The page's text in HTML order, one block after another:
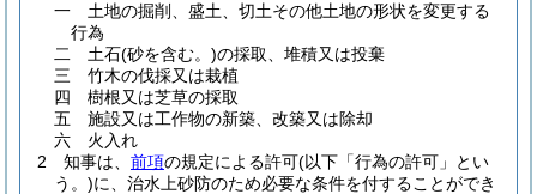
一
土地の掘削、盛土、切土その他土地の形状を変更する
行為
二
土石(砂を含む。)の採取、堆積又は投棄
三
竹木の伐採又は栽植
四
樹根又は芝草の採取
五
施設又は工作物の新築、改築又は除却
六
火入れ
2
知事は、 前項の規定による許可(以下「行為の許可」とい
う。)に、治水上砂防のため必要な条件を付することができ